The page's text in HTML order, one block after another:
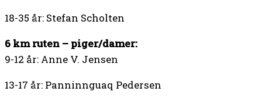
18-35 år: Stefan Scholten
6 km ruten – piger/damer:
9-12 år: Anne V. Jensen
13-17 år: Panninnguaq Pedersen